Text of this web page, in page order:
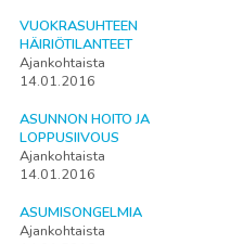
VUOKRASUHTEEN
HÄIRIÖTILANTEET
Ajankohtaista
14.01.2016
ASUNNON HOITO JA
LOPPUSIIVOUS
Ajankohtaista
14.01.2016
ASUMISONGELMIA
Ajankohtaista